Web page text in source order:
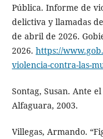
Pública. Informe de
delictiva y llamadas
de abril de 2026.
2026. https://
violencia-contra-las-
Sontag, Susan. Ante
Alfaguara, 2003.
Villegas, Armando.